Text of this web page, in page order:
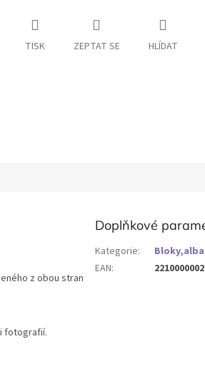
TISK ZEPTAT SE HLÍDAT
z obou stran
fotografií.
Doplňkové
Kategorie:
EAN: